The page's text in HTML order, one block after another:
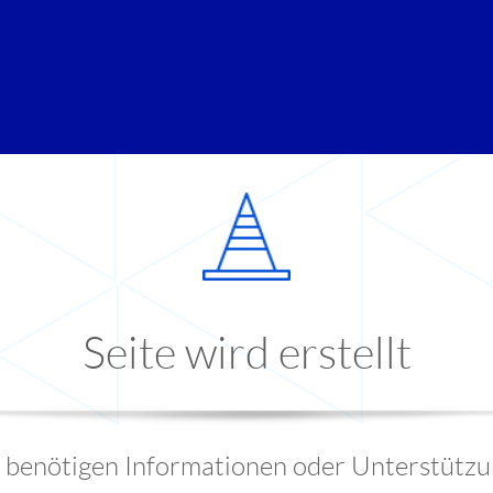
Seite wird erstellt
benötigen Informationen oder